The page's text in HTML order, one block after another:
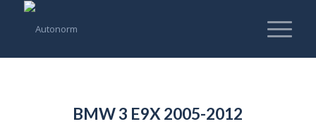
BMW 3 E9X 2005-2012